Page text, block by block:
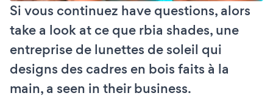
Si vous continuez have questions, alors
take a look at ce que rbia shades, une
entreprise de lunettes de soleil qui
designs des cadres en bois faits à la
main, a seen in their business.